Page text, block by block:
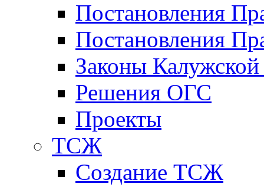
Постановления
Постановления
Законы Калужской
Решения ОГС
Проекты
ТСЖ
Создание ТСЖ